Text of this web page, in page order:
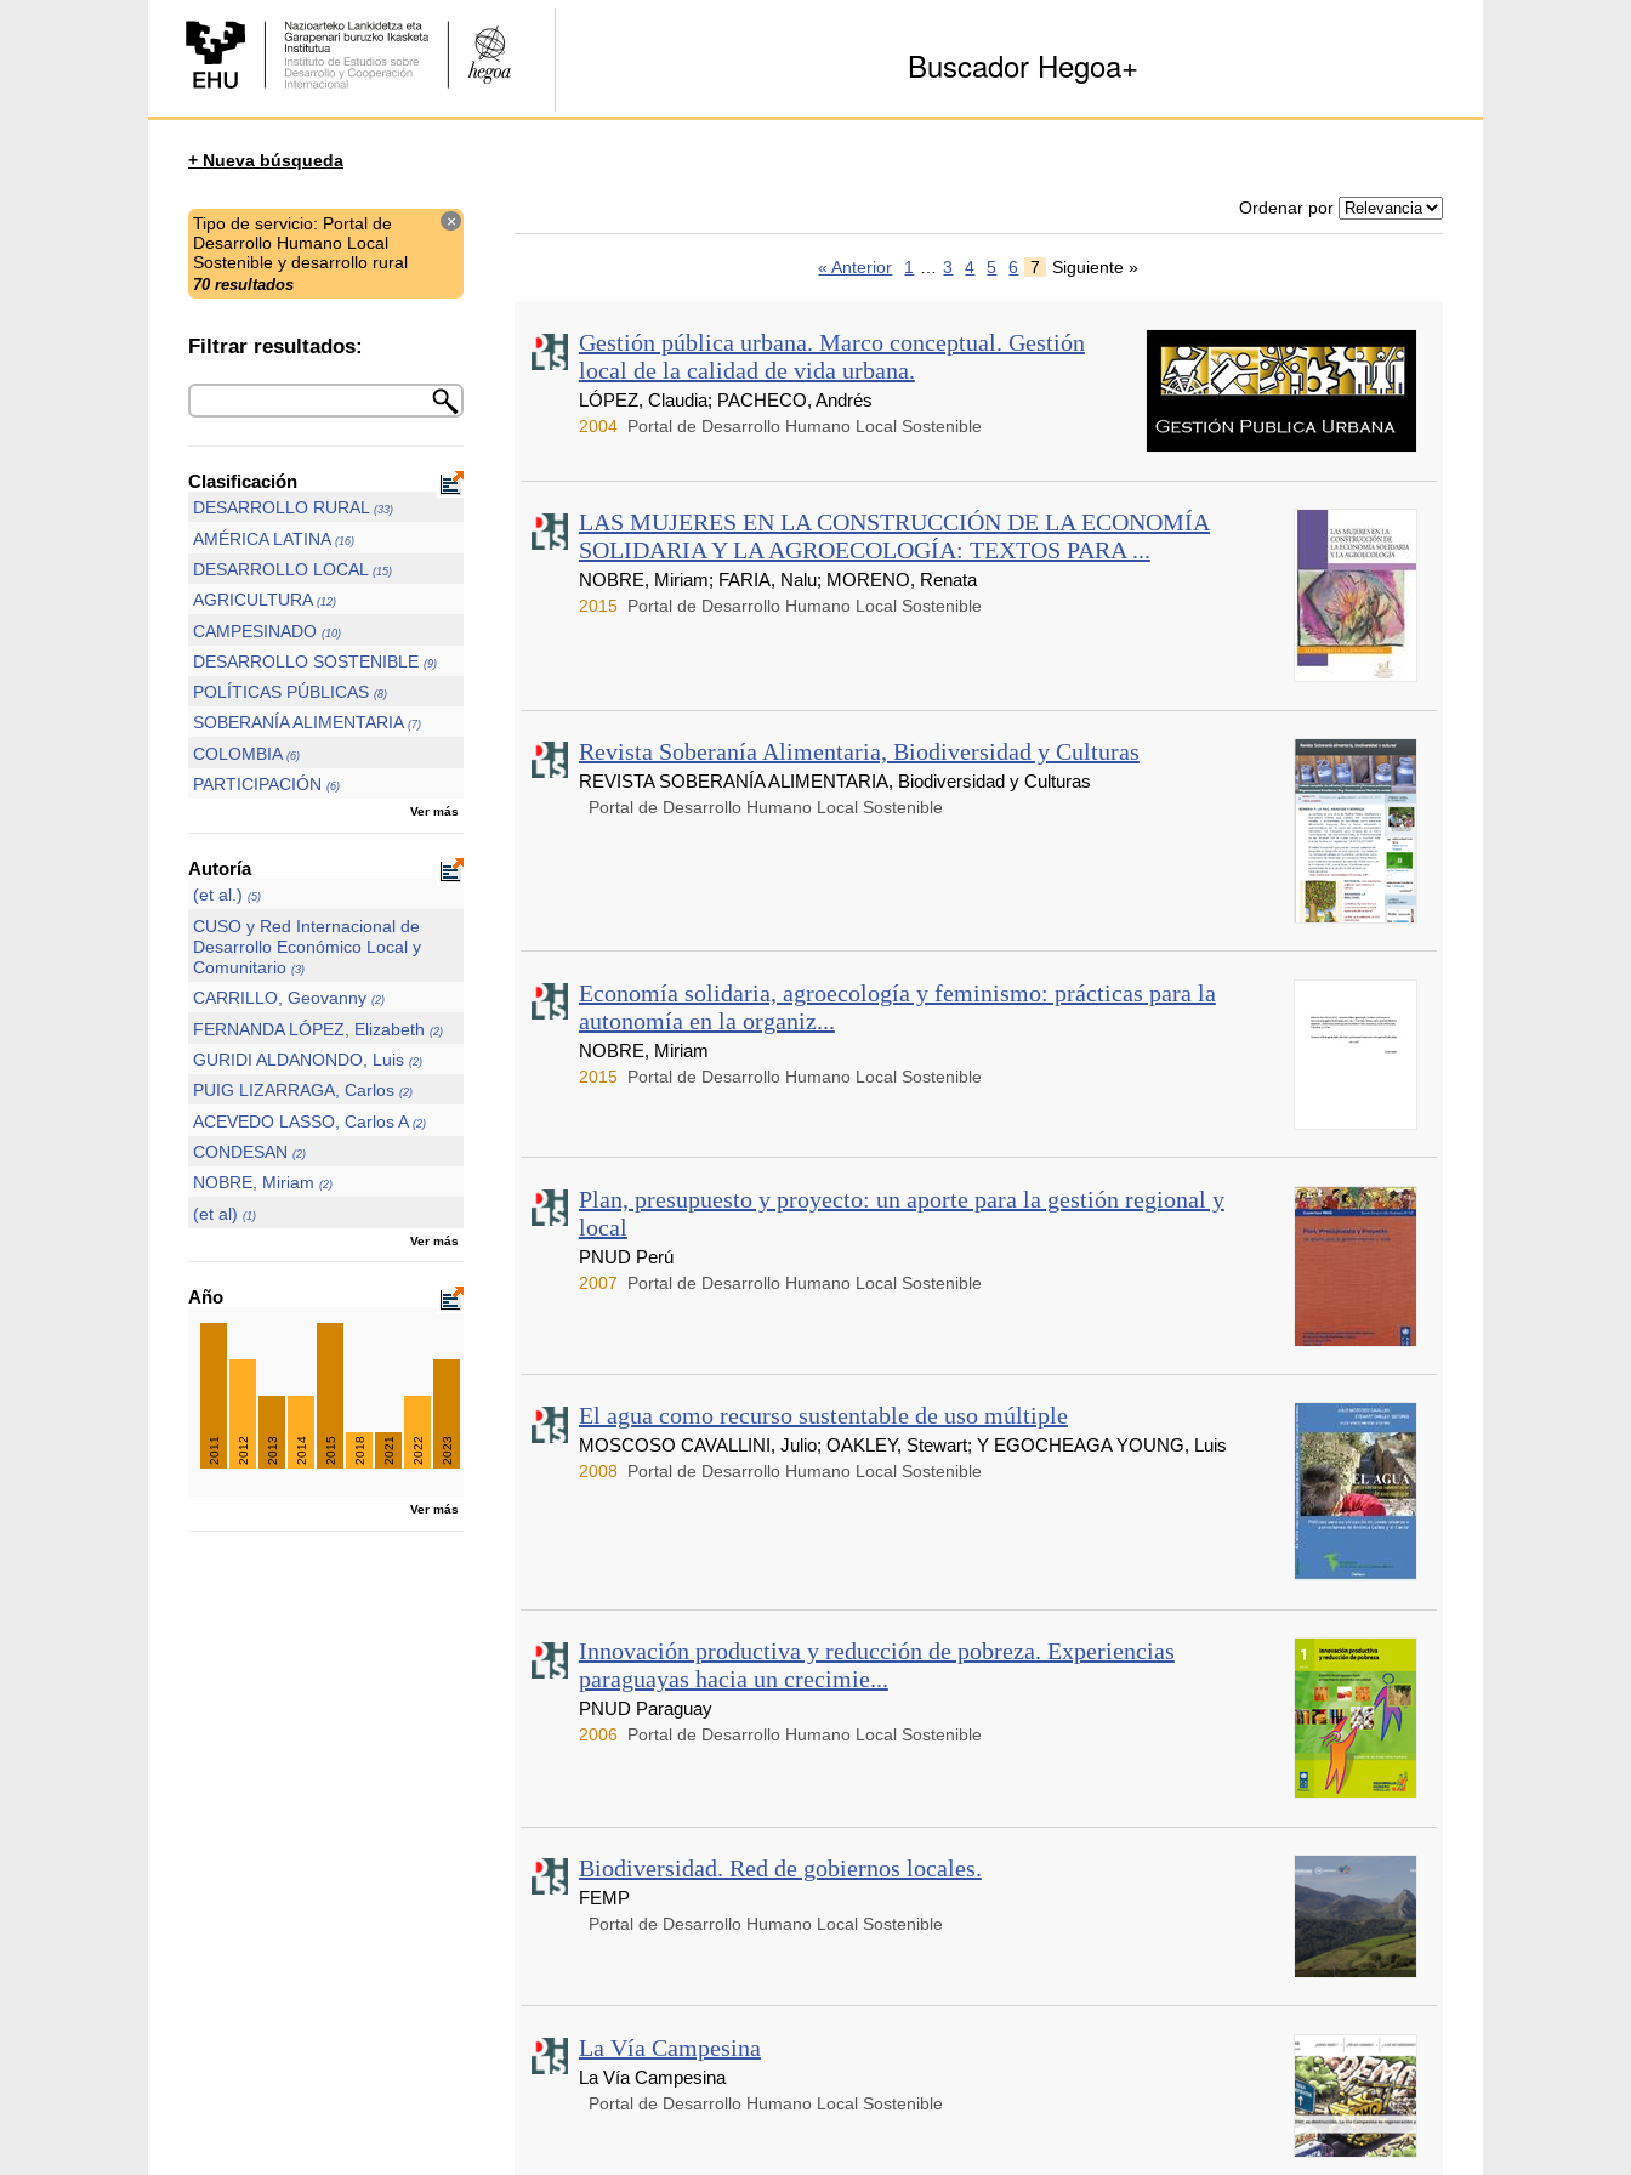
Buscador Hegoa+
+ Nueva búsqueda
Tipo de servicio: Portal de
Desarrollo Humano Local
Sostenible y desarrollo rural
70 resultados
×
Filtrar resultados:
Clasificación
DESARROLLO RURAL (33)
AMÉRICA LATINA (16)
DESARROLLO LOCAL (15)
AGRICULTURA (12)
CAMPESINADO (10)
DESARROLLO SOSTENIBLE (9)
POLÍTICAS PÚBLICAS (8)
SOBERANÍA ALIMENTARIA (7)
COLOMBIA (6)
PARTICIPACIÓN (6)
Ver más
Autoría
(et al.) (5)
CUSO y Red Internacional de
Desarrollo Económico Local y
Comunitario (3)
CARRILLO, Geovanny (2)
FERNANDA LÓPEZ, Elizabeth (2)
GURIDI ALDANONDO, Luis (2)
PUIG LIZARRAGA, Carlos (2)
ACEVEDO LASSO, Carlos A (2)
CONDESAN (2)
NOBRE, Miriam (2)
(et al) (1)
Ver más
Año
2011 2012 2013 2014 2015 2018 2021 2022 2023
Ver más
Ordenar por
« Anterior 1 … 3 4 5 6 7 Siguiente »
Gestión pública urbana. Marco conceptual. Gestión
local de la calidad de vida urbana.
LÓPEZ, Claudia; PACHECO, Andrés
2004 Portal de Desarrollo Humano Local Sostenible
LAS MUJERES EN LA CONSTRUCCIÓN DE LA ECONOMÍA
SOLIDARIA Y LA AGROECOLOGÍA: TEXTOS PARA ...
NOBRE, Miriam; FARIA, Nalu; MORENO, Renata
2015 Portal de Desarrollo Humano Local Sostenible
Revista Soberanía Alimentaria, Biodiversidad y Culturas
REVISTA SOBERANÍA ALIMENTARIA, Biodiversidad y Culturas
Portal de Desarrollo Humano Local Sostenible
Economía solidaria, agroecología y feminismo: prácticas para la
autonomía en la organiz...
NOBRE, Miriam
2015 Portal de Desarrollo Humano Local Sostenible
Plan, presupuesto y proyecto: un aporte para la gestión regional y
local
PNUD Perú
2007 Portal de Desarrollo Humano Local Sostenible
El agua como recurso sustentable de uso múltiple
MOSCOSO CAVALLINI, Julio; OAKLEY, Stewart; Y EGOCHEAGA YOUNG, Luis
2008 Portal de Desarrollo Humano Local Sostenible
Innovación productiva y reducción de pobreza. Experiencias
paraguayas hacia un crecimie...
PNUD Paraguay
2006 Portal de Desarrollo Humano Local Sostenible
Biodiversidad. Red de gobiernos locales.
FEMP
Portal de Desarrollo Humano Local Sostenible
La Vía Campesina
La Vía Campesina
Portal de Desarrollo Humano Local Sostenible